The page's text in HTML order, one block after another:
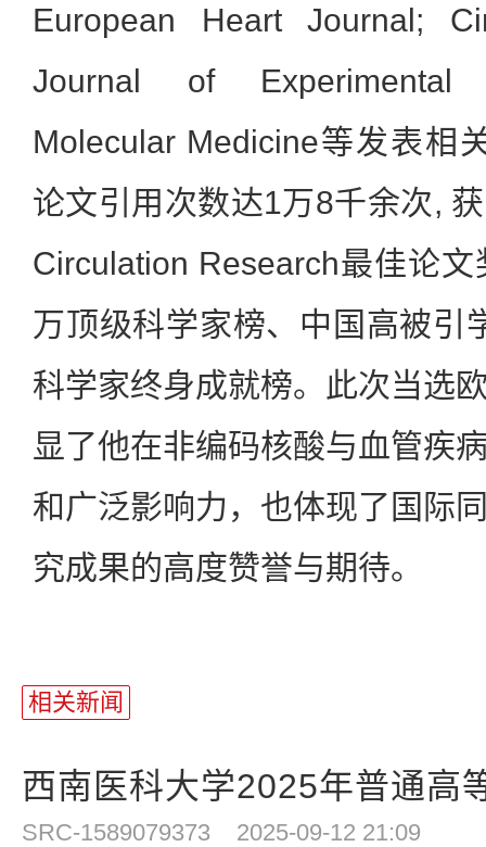
European Heart Journal;
Journal of Experimental
Molecular Medicine等发表相
论文引用次数达1万8千余次,
Circulation Research最佳论
万顶级科学家榜、中国高被引
科学家终身成就榜。此次当选
显了他在非编码核酸与血管疾
和广泛影响力，也体现了国际
究成果的高度赞誉与期待。
相关新闻
西南医科大学2025年普通高
SRC-1589079373 2025-09-12 21:09